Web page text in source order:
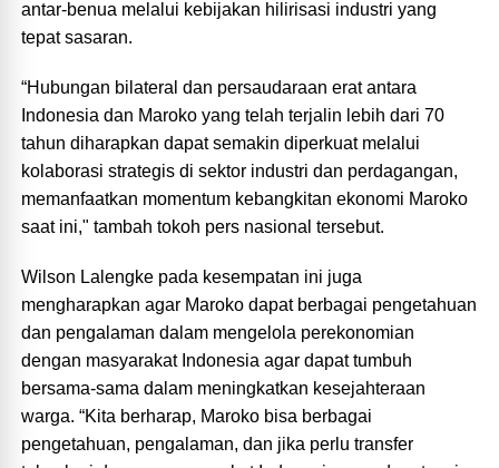
antar-benua melalui kebijakan hilirisasi industri yang
tepat sasaran.
“Hubungan bilateral dan persaudaraan erat antara
Indonesia dan Maroko yang telah terjalin lebih dari 70
tahun diharapkan dapat semakin diperkuat melalui
kolaborasi strategis di sektor industri dan perdagangan,
memanfaatkan momentum kebangkitan ekonomi Maroko
saat ini," tambah tokoh pers nasional tersebut.
Wilson Lalengke pada kesempatan ini juga
mengharapkan agar Maroko dapat berbagai pengetahuan
dan pengalaman dalam mengelola perekonomian
dengan masyarakat Indonesia agar dapat tumbuh
bersama-sama dalam meningkatkan kesejahteraan
warga. “Kita berharap, Maroko bisa berbagai
pengetahuan, pengalaman, dan jika perlu transfer